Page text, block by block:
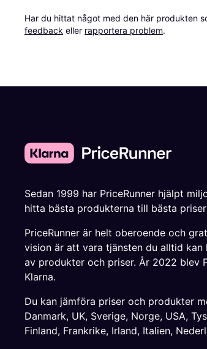
Har du hittat något med den här produkten
feedback eller rapportera problem.
Sedan 1999 har PriceRunner hjälpt
hitta bästa produkterna till bästa
PriceRunner är helt oberoende och
vision är att vara tjänsten du alltid
av produkter och priser. År 2022 blev
Klarna.
Du kan jämföra priser och produkter
Danmark, UK, Sverige, Norge, USA,
Finland, Frankrike, Irland, Italien,